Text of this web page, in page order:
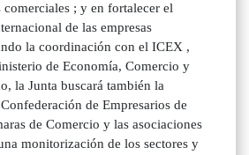
; y en fortalecer el
de las empresas
la coordinación con el ICEX ,
de Economía, Comercio y
la Junta buscará también la
de Empresarios de
de Comercio y las asociaciones
monitorización de los sectores y